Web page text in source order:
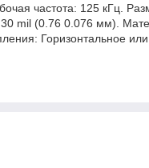
частота: 125 кГц.
mil (0.76 0.076 мм).
Горизонтальное